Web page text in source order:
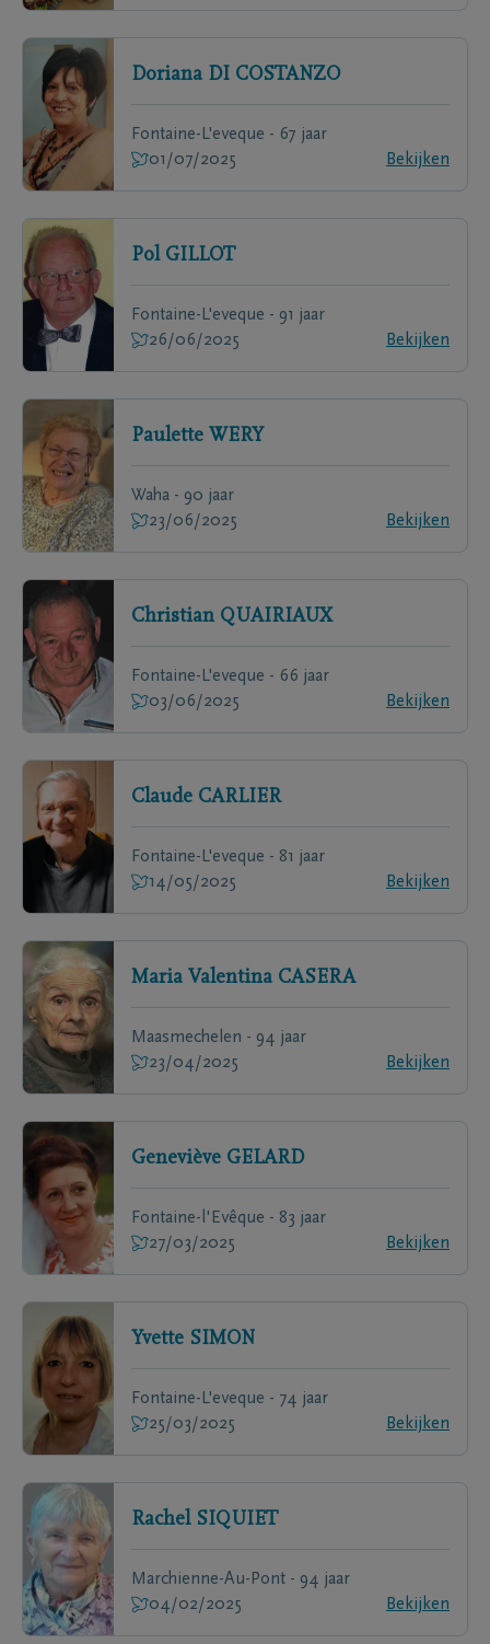
Doriana DI COSTANZO
Fontaine-L'eveque - 67 jaar
01/07/2025
Bekijken
Pol GILLOT
Fontaine-L'eveque - 91 jaar
26/06/2025
Bekijken
Paulette WERY
Waha - 90 jaar
23/06/2025
Bekijken
Christian QUAIRIAUX
Fontaine-L'eveque - 66 jaar
03/06/2025
Bekijken
Claude CARLIER
Fontaine-L'eveque - 81 jaar
14/05/2025
Bekijken
Maria Valentina CASERA
Maasmechelen - 94 jaar
23/04/2025
Bekijken
Geneviève GELARD
Fontaine-l'Evêque - 83 jaar
27/03/2025
Bekijken
Yvette SIMON
Fontaine-L'eveque - 74 jaar
25/03/2025
Bekijken
Rachel SIQUIET
Marchienne-Au-Pont - 94 jaar
04/02/2025
Bekijken